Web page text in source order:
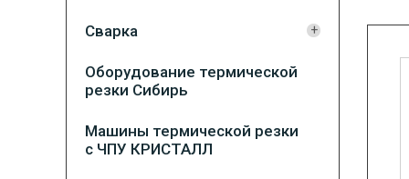
Сварка
Оборудование термической
резки Сибирь
Машины термической резки
с ЧПУ КРИСТАЛЛ